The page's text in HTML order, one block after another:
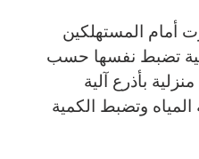
المستهلكين
تضبط نفسها حسب
بأذرع آلية
المياه وتضبط الكمية